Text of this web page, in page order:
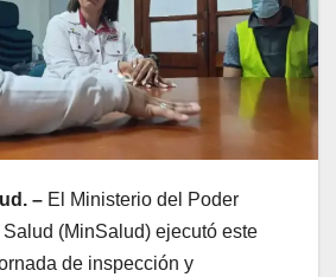
– El Ministerio del Poder
(MinSalud) ejecutó este
de inspección y